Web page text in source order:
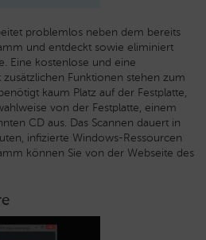
problemlos neben dem bereits
und entdeckt sowie eliminiert
Eine kostenlose und eine
Funktionen stehen zum
kaum Platz auf der Festplatte,
von der Festplatte, einem
CD aus. Das Scannen dauert in
infizierte Windows-Ressourcen
können Sie von der Webseite des